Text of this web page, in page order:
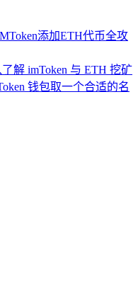
添加ETH代币全攻
解 imToken 与 ETH 挖矿
钱包取一个合适的名